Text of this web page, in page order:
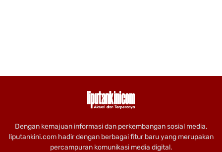
Dengan kemajuan informasi dan perkembangan sosial media,
liputankini.com hadir dengan berbagai fitur baru yang merupakan
percampuran komunikasi media digital.